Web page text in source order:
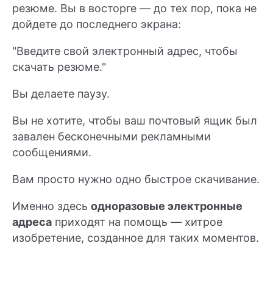
резюме. Вы в восторге — до тех пор, пока не
дойдете до последнего экрана:
"Введите свой электронный адрес, чтобы
скачать резюме."
Вы делаете паузу.
Вы не хотите, чтобы ваш почтовый ящик был
завален бесконечными рекламными
сообщениями.
Вам просто нужно одно быстрое скачивание.
Именно здесь одноразовые электронные
адреса приходят на помощь — хитрое
изобретение, созданное для таких моментов.